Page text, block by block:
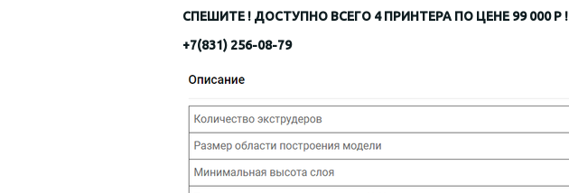
СПЕШИТЕ ! ДОСТУПНО ВСЕГО 4 ПРИНТЕРА ПО ЦЕНЕ 99 000 Р !
+7(831) 256-08-79